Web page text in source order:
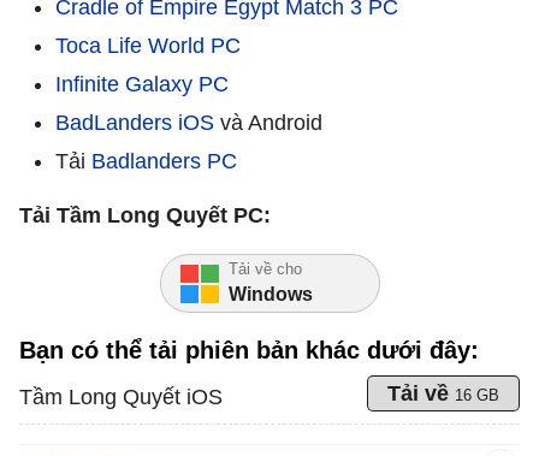
Cradle of Empire Egypt Match 3 PC
Toca Life World PC
Infinite Galaxy PC
BadLanders iOS và Android
Tải Badlanders PC
Tải Tầm Long Quyết PC:
Tải về cho
Windows
Bạn có thể tải phiên bản khác dưới đây:
Tầm Long Quyết iOS Tải về 16 GB